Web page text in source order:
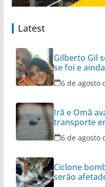
Latest
Gilberto Gil
se foi e
6 de agosto
Irã e Omã
transporte
6 de agosto
Ciclone
serão